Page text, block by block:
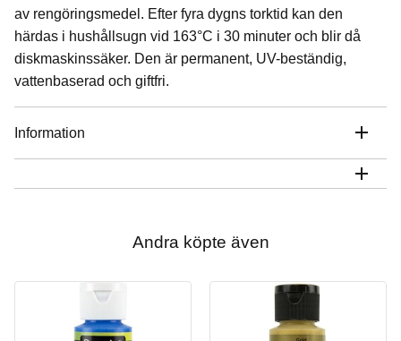
av rengöringsmedel. Efter fyra dygns torktid kan den
härdas i hushållsugn vid 163°C i 30 minuter och blir då
diskmaskinssäker. Den är permanent, UV-beständig,
vattenbaserad och giftfri.
Information
Andra köpte även